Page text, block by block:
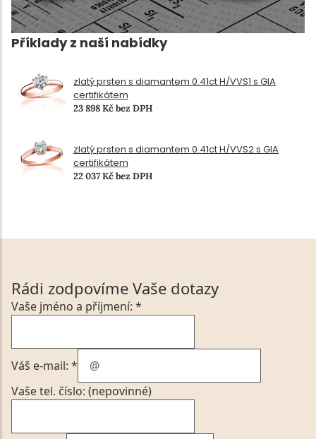
Příklady z naší nabídky
zlatý prsten s diamantem 0.41ct H/VVS1 s GIA
certifikátem
23 898 Kč bez DPH
zlatý prsten s diamantem 0.41ct H/VVS2 s GIA
certifikátem
22 037 Kč bez DPH
Rádi zodpovíme Vaše dotazy
Vaše jméno a příjmení: *
Váš e-mail: *
Vaše tel. číslo: (nepovinné)